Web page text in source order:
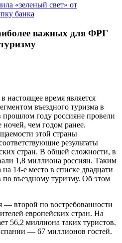
«зеленый свет» от
банка
важных для ФРГ
настоящее время является
въездного туризма в
году россияне провели
чем годом ранее.
этой страны
результаты
стран. В общей сложности, в
1,8 миллиона россиян. Таким
14-е место в списке двадцати
въездному туризму. Об этом
— второй по востребованности
европейских стран. На
56,2 миллиона таких туристов.
— 67 миллионов гостей.